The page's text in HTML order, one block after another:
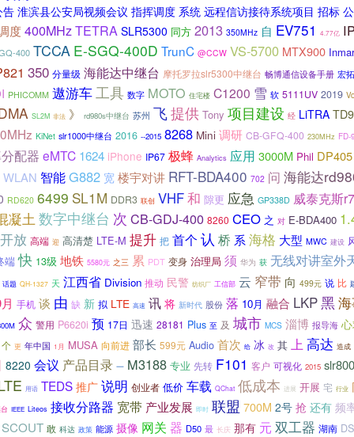
淮滨县公安局视频会议 指挥调度 系统 远程信访接待系统项目 招标
度400MHzTETRA SLR5300 同方 2013 350MHz 自 EV751 4.77亿
400 TCCA E-SGQ-400D TrunC @CCW VS-5700 MTX900
350 分量级 海能达中继台 摩托罗拉slr5300中继台 畅博通信设备手册 宏拓
PHICOMM 遨游车工具 数字 MOTO 住宅楼 C1200 雪 软 5111UV 2019
SL2M 非法 》 rd980s中继台 苏州 飞提供 Tony 项目建设 经 LiTRA
KiNet slr1000中继台 2016 --2015 8268 Mini 调研 CB-GFQ-400 230MHz FD-
配器 eMTC 1624 iPhone IP67 极蜂 Analytics 应用 3000M Phil DP405
WLAN 智能G882 宽楼宇对讲 RFT-BDA400 702 问 海能达
RD620 6499 SL1M DDR3 联创 VHF和 隙更 应急 GP338D 威泰克斯
凝土 数字中继台 次 CB-GDJ-400 8260 CEO 之 对 E-BDA400
放 高端 迎 高清楚 LTE-M 提升 把 首个 认 桥 系 海格 大型 MWC 建设
端 快 13级 地铁 5580元 之三 累 PDT 变身 治理局 须 华为 获 无线对讲室外
话题 QH-1327 天 江西省 Division 推动 民警 纺织厂 工信部 云 窄带 向 499元 说 比
手机 谈 由 缺 新 拟 LTE 高速 讯将 新时代 股份 落 10月 融合 LKP黑
众 警用 P6620i 预 17日 迅速 28181 Plus 至 及 城市 MCS 淄博 报导海
个 更 年中国 1月 MUSA 向前进 部长 599元 Audio 首次 给 冰 改 其 上 高达 造成
8220 会议 产品目录 一 M3188 专业 先转 F101 客户 可视化 2015
用语 TEDS 推广 说明 创业者 低价 车载 QChat 低成本 进展 开展 宅 行业
IEEE Liteos 接收分路器 宽带 产业发展 即时 联盟 700M 2号 抢 还有 频
SCOUT 敢 科达 政策 能源 摄像 网关 器 D50 最 长庆 那有 元 双工器 湖南